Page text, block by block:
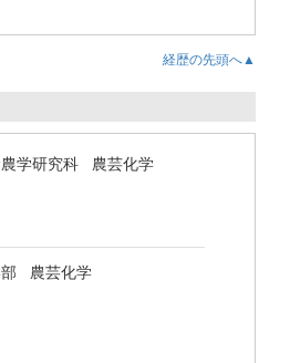
経歴の先頭へ▲
学研究科 農芸化学
農芸化学